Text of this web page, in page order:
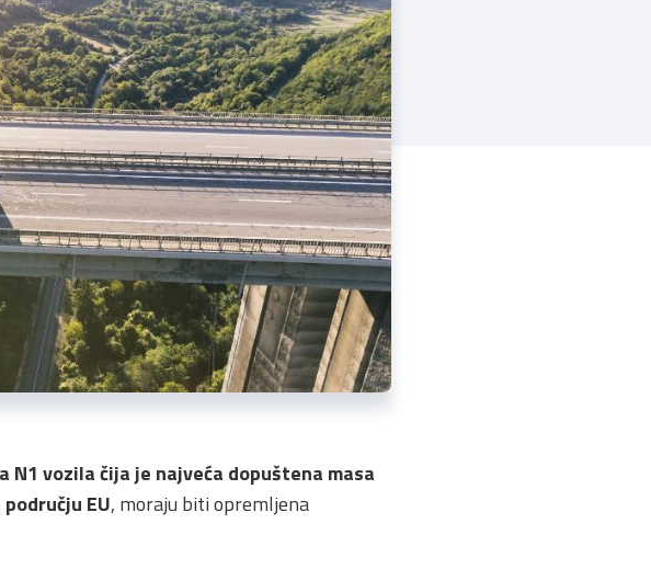
N1 vozila čija je najveća dopuštena masa
EU, moraju biti opremljena